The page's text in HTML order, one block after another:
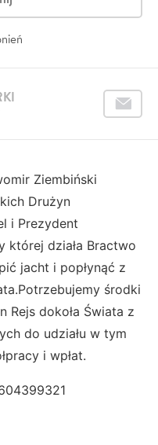
Ziembiński
Drużyn
i Prezydent
której działa Bractwo
jacht i popłynąć z
środki
Rejs dokoła Świata z
do udziału w tym
i wpłat.